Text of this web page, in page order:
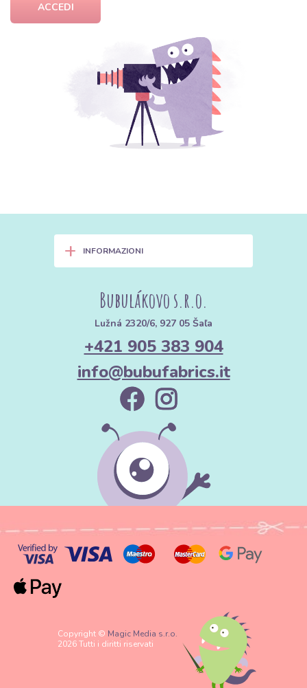
ACCEDI
+ INFORMAZIONI
Bubulákovo s.r.o.
Lužná 2320/6, 927 05 Šaľa
+421 905 383 904
info@bubufabrics.it
Copyright © Magic Media s.r.o.
2026 Tutti i diritti riservati